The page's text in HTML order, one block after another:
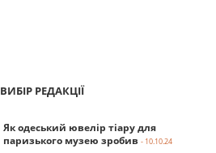
ВИБІР РЕДАКЦІЇ
Як одеський ювелір тіару для
паризького музею зробив - 10.10.24